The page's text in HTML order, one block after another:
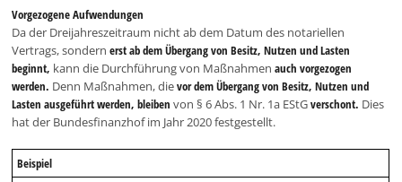
Vorgezogene Aufwendungen
Da der Dreijahreszeitraum nicht ab dem Datum des notariellen
Vertrags, sondern erst ab dem Übergang von Besitz, Nutzen und Lasten
beginnt, kann die Durchführung von Maßnahmenauch vorgezogen
werden. Denn Maßnahmen, dievor dem Übergang von Besitz, Nutzen und
Lasten ausgeführt werden, bleiben von § 6 Abs. 1 Nr. 1a EStGverschont. Dies
hat der Bundesfinanzhof im Jahr 2020 festgestellt.
Beispiel